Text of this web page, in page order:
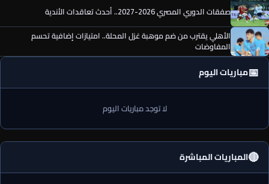
صفقات الدوري المصري 2026-2027.. أحدث تعاقدات الأندية
الأهلي يقترب من ضم موهبة غزل المحلة.. امتيازات إضافية تحسم
المفاوضات
📅مباريات اليوم
لا توجد مباريات اليوم
🔴المباريات المباشرة